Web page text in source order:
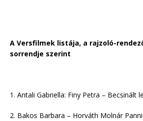
A Versfilmek listája, a rajzoló-
sorrendje szerint
1. Antali Gabriella: Finy Petra – Becsinált
2. Bakos Barbara – Horváth Molnár